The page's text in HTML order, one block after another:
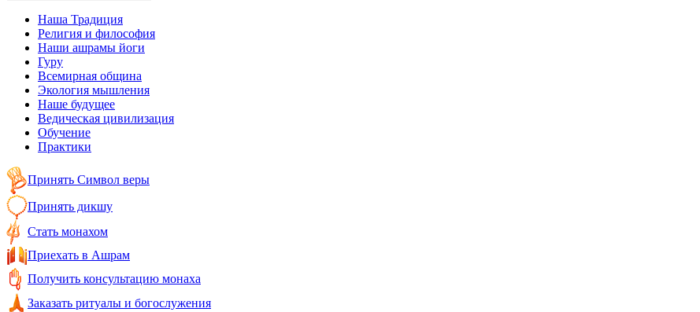
Наша Традиция
Религия и философия
Наши ашрамы йоги
Гуру
Всемирная община
Экология мышления
Наше будущее
Ведическая цивилизация
Обучение
Практики
Принять Символ веры
Принять дикшу
Стать монахом
Приехать в Ашрам
Получить консультацию монаха
Заказать ритуалы и богослужения